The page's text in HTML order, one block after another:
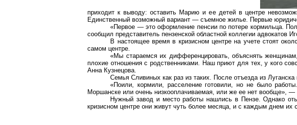
приходит к выводу: оставить Марию и ее детей в центре
Единственный возможный вариант — съемное жилье. Первые
«Первое — это оформление пенсии по потере кормильца.
сообщил представитель пензенской областной коллегии адвокатов
В настоящее время в кризисном центре на учете стоят
самом центре.
«Мы стараемся их дифференцировать, объяснять
плохие отношения с родственниками. Наш приют для тех, у кого
Анна Кузнецова.
Семья Сливиных как раз из таких. После отъезда из
«Поили, кормили, расселение готовили, но не было
Моршанске или очень низкооплачиваемая, или же ее нет вообще»,
Нужный завод и место работы нашлись в Пензе. Однако
кризисном центре они живут чуть более месяца, и с каждым днем